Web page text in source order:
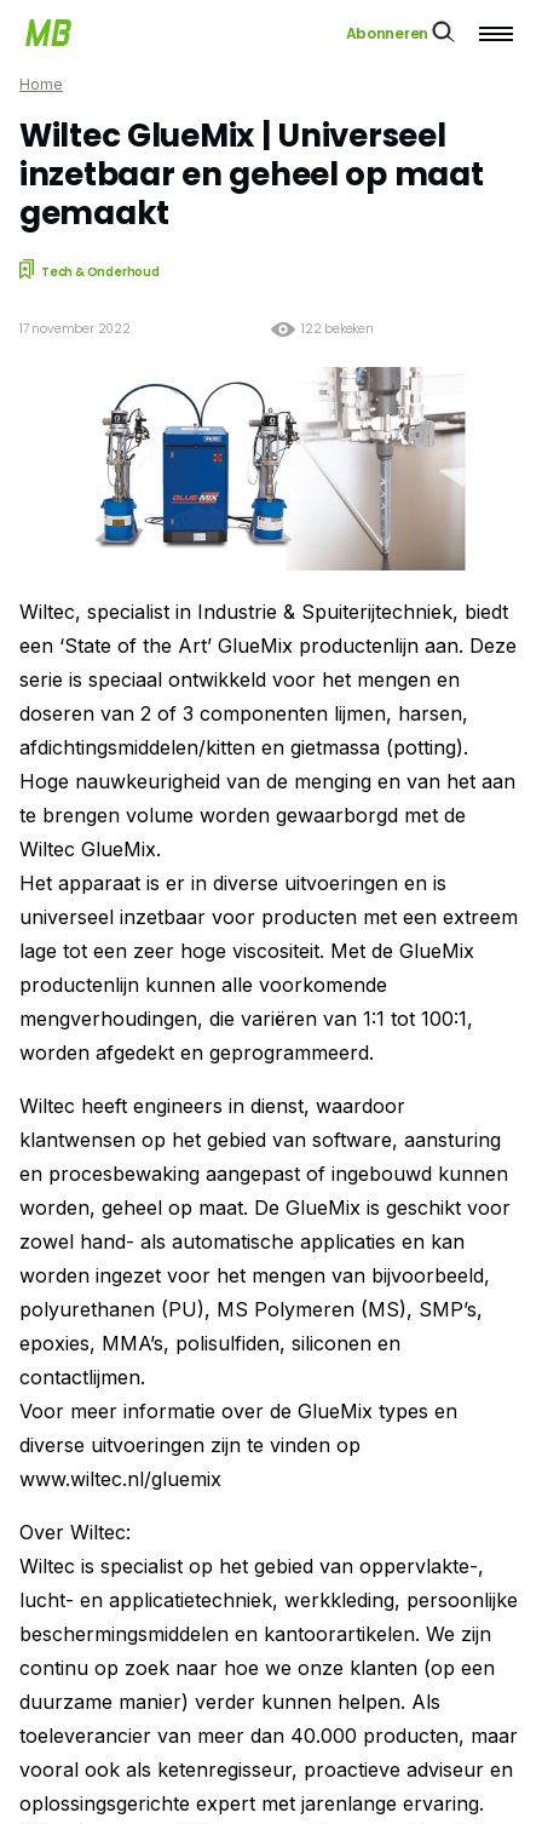
Abonneren
Home
Wiltec GlueMix | Universeel
inzetbaar en geheel op maat
gemaakt
Tech & Onderhoud
122 bekeken
17 november 2022
Wiltec, specialist in Industrie & Spuiterijtechniek, biedt
een ‘State of the Art’ GlueMix productenlijn aan. Deze
serie is speciaal ontwikkeld voor het mengen en
doseren van 2 of 3 componenten lijmen, harsen,
afdichtingsmiddelen/kitten en gietmassa (potting).
Hoge nauwkeurigheid van de menging en van het aan
te brengen volume worden gewaarborgd met de
Wiltec GlueMix.
Het apparaat is er in diverse uitvoeringen en is
universeel inzetbaar voor producten met een extreem
lage tot een zeer hoge viscositeit. Met de GlueMix
productenlijn kunnen alle voorkomende
mengverhoudingen, die variëren van 1:1 tot 100:1,
worden afgedekt en geprogrammeerd.
Wiltec heeft engineers in dienst, waardoor
klantwensen op het gebied van software, aansturing
en procesbewaking aangepast of ingebouwd kunnen
worden, geheel op maat. De GlueMix is geschikt voor
zowel hand- als automatische applicaties en kan
worden ingezet voor het mengen van bijvoorbeeld,
polyurethanen (PU), MS Polymeren (MS), SMP’s,
epoxies, MMA’s, polisulfiden, siliconen en
contactlijmen.
Voor meer informatie over de GlueMix types en
diverse uitvoeringen zijn te vinden op
www.wiltec.nl/gluemix
Over Wiltec:
Wiltec is specialist op het gebied van oppervlakte-,
lucht- en applicatietechniek, werkkleding, persoonlijke
beschermingsmiddelen en kantoorartikelen. We zijn
continu op zoek naar hoe we onze klanten (op een
duurzame manier) verder kunnen helpen. Als
toeleverancier van meer dan 40.000 producten, maar
vooral ook als ketenregisseur, proactieve adviseur en
oplossingsgerichte expert met jarenlange ervaring.